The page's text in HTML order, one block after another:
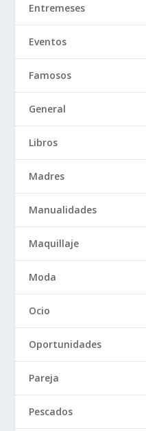
Entremeses
Eventos
Famosos
General
Libros
Madres
Manualidades
Maquillaje
Moda
Ocio
Oportunidades
Pareja
Pescados